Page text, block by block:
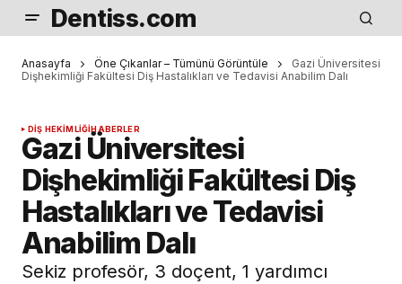
Dentiss.com
Anasayfa Öne Çıkanlar – Tümünü Görüntüle
Gazi Üniversitesi
Dişhekimliği Fakültesi Diş Hastalıkları ve Tedavisi Anabilim Dalı
DIŞ HEKIMLIĞIHABERLER
Gazi Üniversitesi
Dişhekimliği Fakültesi Diş
Hastalıkları ve Tedavisi
Anabilim Dalı
Sekiz profesör, 3 doçent, 1 yardımcı